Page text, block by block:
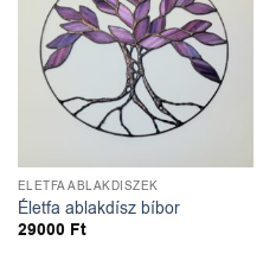
ÉLETFA ABLAKDÍSZEK
Életfa ablakdísz bíbor
29000 Ft